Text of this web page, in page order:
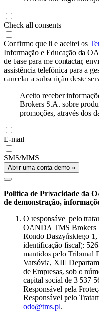
Check all consents
Confirmo que li e aceitei os
Informação e Educação da
de base para me contactar,
assistência telefónica para a
cancelar a subscrição deste
Aceito receber
Brokers S.A. sobre
promoções, através dos
E-mail
SMS/MMS
Abrir uma conta demo »
Política de Privacidade da
de demonstração,
O responsável pelo
OANDA TMS Brokers
Rondo Daszyńskiego
identificação fiscal):
mantidos pelo Tribunal
Varsóvia, XIII
de Empresas, sob o
capital social de 3 537
Responsável pela
Responsável pelo
odo@tms.pl.